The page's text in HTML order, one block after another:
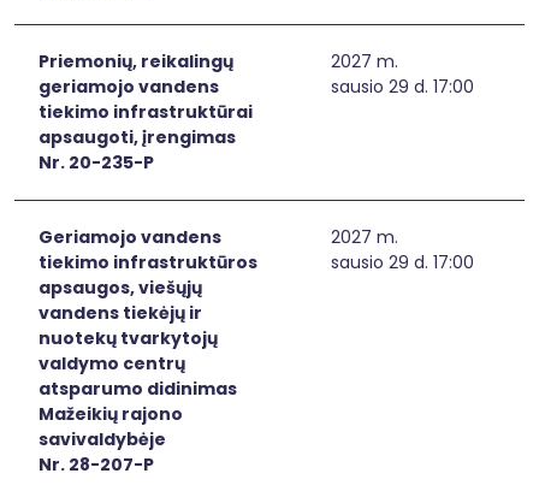
Priemonių, reikalingų
geriamojo vandens
tiekimo infrastruktūrai
apsaugoti, įrengimas
Nr. 20-235-P
2027 m.
sausio 29 d. 17:00
Geriamojo vandens
tiekimo infrastruktūros
apsaugos, viešųjų
vandens tiekėjų ir
nuotekų tvarkytojų
valdymo centrų
atsparumo didinimas
Mažeikių rajono
savivaldybėje
Nr. 28-207-P
2027 m.
sausio 29 d. 17:00